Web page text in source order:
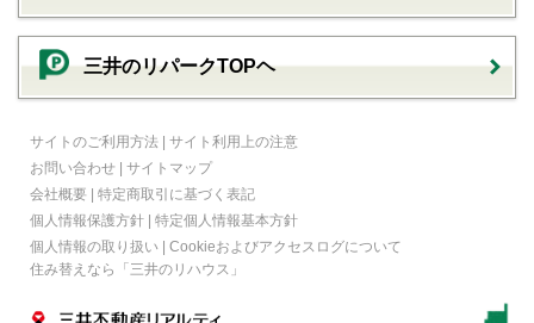
三井のリパークTOPヘ
サイトのご利用方法 | サイト利用上の注意
お問い合わせ | サイトマップ
会社概要 | 特定商取引に基づく表記
個人情報保護方針 | 特定個人情報基本方針
個人情報の取り扱い | Cookieおよびアクセスログについて
住み替えなら
「三井のリハウス」